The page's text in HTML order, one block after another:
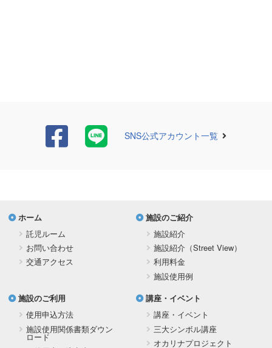
SNS公式アカウント一覧
ホーム
託児ルーム
お問い合わせ
交通アクセス
施設のご紹介
施設紹介
施設紹介（Street View）
利用料金
施設使用例
施設のご利用
使用申込方法
施設使用関係書類ダウン
ロード
講座・イベント
講座・イベント
三大シンボル講座
オカリナプロジェクト